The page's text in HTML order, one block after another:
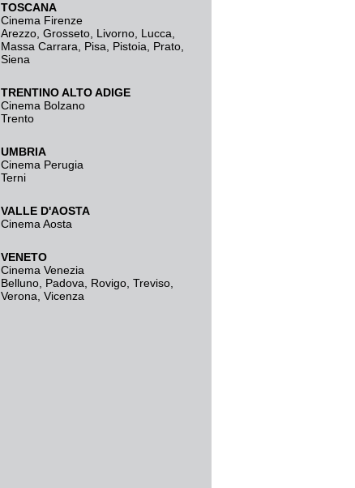
TOSCANA
Cinema Firenze
Arezzo Grosseto Livorno Lucca
Massa Carrara
Pisa Pistoia Prato
Siena
TRENTINO ALTO ADIGE
Cinema Bolzano
Trento
UMBRIA
Cinema Perugia
Terni
VALLE D'AOSTA
Cinema Aosta
VENETO
Cinema Venezia
Belluno Padova Rovigo Treviso
Verona Vicenza